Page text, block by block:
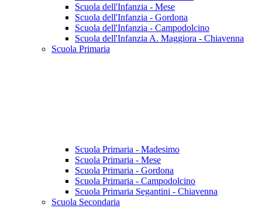
Scuola dell'Infanzia - Mese
Scuola dell'Infanzia - Gordona
Scuola dell'Infanzia - Campodolcino
Scuola dell'Infanzia A. Maggiora - Chiavenna
Scuola Primaria
Scuola Primaria - Madesimo
Scuola Primaria - Mese
Scuola Primaria - Gordona
Scuola Primaria - Campodolcino
Scuola Primaria Segantini - Chiavenna
Scuola Secondaria